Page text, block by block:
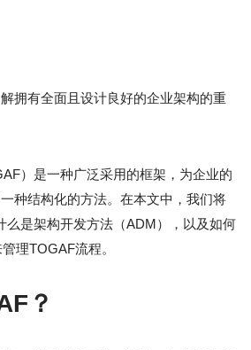
拥有全面且设计良好的企业架构的重
）是一种广泛采用的框架，为企业的
种结构化的方法。在本文中，我们将
么是架构开发方法（ADM），以及如何
理TOGAF流程。
？